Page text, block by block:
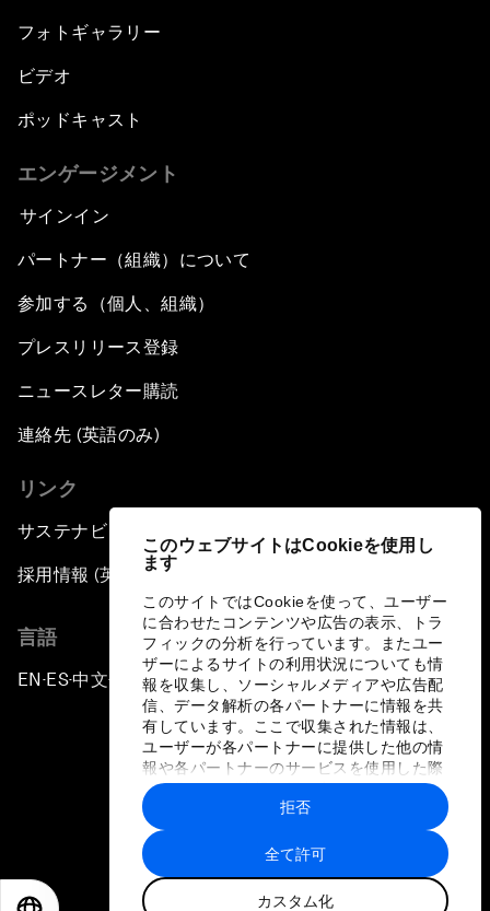
このウェブサイトはCookieを使用し
ます
このサイトではCookieを使って、ユーザー
に合わせたコンテンツや広告の表示、トラ
フィックの分析を行っています。またユー
ザーによるサイトの利用状況についても情
報を収集し、ソーシャルメディアや広告配
信、データ解析の各パートナーに情報を共
有しています。ここで収集された情報は、
ユーザーが各パートナーに提供した他の情
報や各パートナーのサービスを使用した際
に収集された情報と組み合わされ、各パー
トナーによって使用されることがありま
す。
全て許可
カスタム化
拒否
フォトギャラリー
ビデオ
ポッドキャスト
エンゲージメント
サインイン
パートナー（組織）について
参加する（個人、組織）
プレスリリース登録
ニュースレター購読
連絡先 (英語のみ)
リンク
サステナビリティへの取り組み
採用情報 (英語のみ)
言語
EN ▪ES▪中文▪ 日本語
プライバシーポリシーと利用規約
サイトマップ